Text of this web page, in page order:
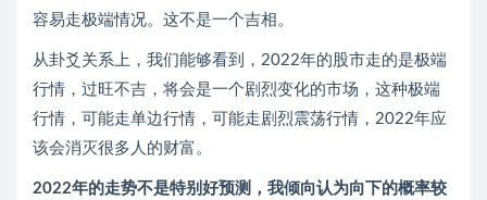
容易走极端情况。这不是一个吉相。
从卦爻关系上，我们能够看到，2022年的股市走的是极端
行情，过旺不吉，将会是一个剧烈变化的市场，这种极端
行情，可能走单边行情，可能走剧烈震荡行情，2022年应
该会消灭很多人的财富。
2022年的走势不是特别好预测，我倾向认为向下的概率较